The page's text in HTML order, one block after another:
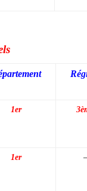
1er
1er –